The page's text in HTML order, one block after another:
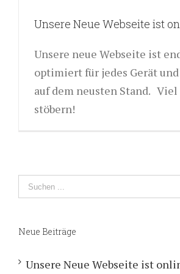
Unsere Neue Webseite ist
Unsere neue Webseite ist
optimiert für jedes Gerät
auf dem neusten Stand. Viel
stöbern!
Neue Beiträge
Unsere Neue Webseite ist